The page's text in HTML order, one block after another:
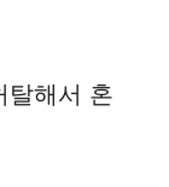
탈해서 혼